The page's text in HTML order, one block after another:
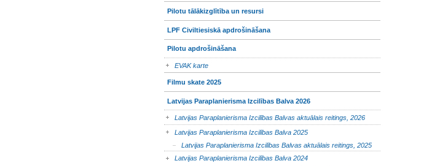
Pilotu tālākizglītība un resursi
LPF Civiltiesiskā apdrošināšana
Pilotu apdrošināšana
EVAK karte
Filmu skate 2025
Latvijas Paraplanierisma Izcilības Balva 2026
Latvijas Paraplanierisma Izcilības Balvas aktuālais reitings, 2026
Latvijas Paraplanierisma Izcilības Balva 2025
Latvijas Paraplanierisma Izcilības Balvas aktuālais reitings, 2025
Latvijas Paraplanierisma Izcilības Balva 2024